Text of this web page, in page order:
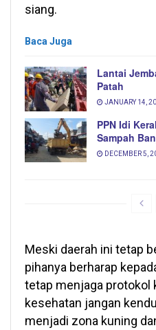
siang.
Baca Juga
Lantai
Patah
JANUARY 14,
PPN Idi
Sampah
DECEMBER 5,
Meski daerah ini tetap
pihanya berharap
tetap menjaga protokol
kesehatan jangan
menjadi zona kuning